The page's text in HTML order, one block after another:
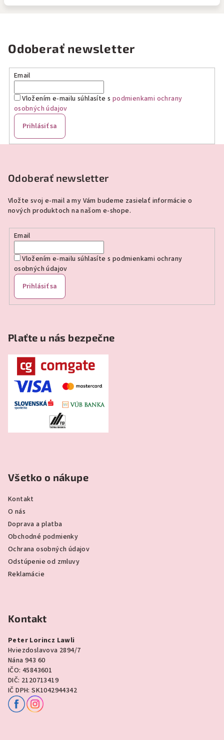
Odoberať newsletter
Email
Vložením e-mailu súhlasíte s podmienkami ochrany
osobných údajov
Prihlásiť sa
Odoberať newsletter
Vložte svoj e-mail a my Vám budeme zasielať informácie o
nových produktoch na našom e-shope.
Email
Vložením e-mailu súhlasíte s podmienkami ochrany
osobných údajov
Prihlásiť sa
Plaťte u nás bezpečne
Všetko o nákupe
Kontakt
O nás
Doprava a platba
Obchodné podmienky
Ochrana osobných údajov
Odstúpenie od zmluvy
Reklamácie
Kontakt
Peter Lorincz Lawli
Hviezdoslavova 2894/7
Nána 943 60
IČO: 45843601
DIČ: 2120713419
IČ DPH: SK1042944342